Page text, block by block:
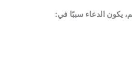
يكون الدعاء سببًا في: